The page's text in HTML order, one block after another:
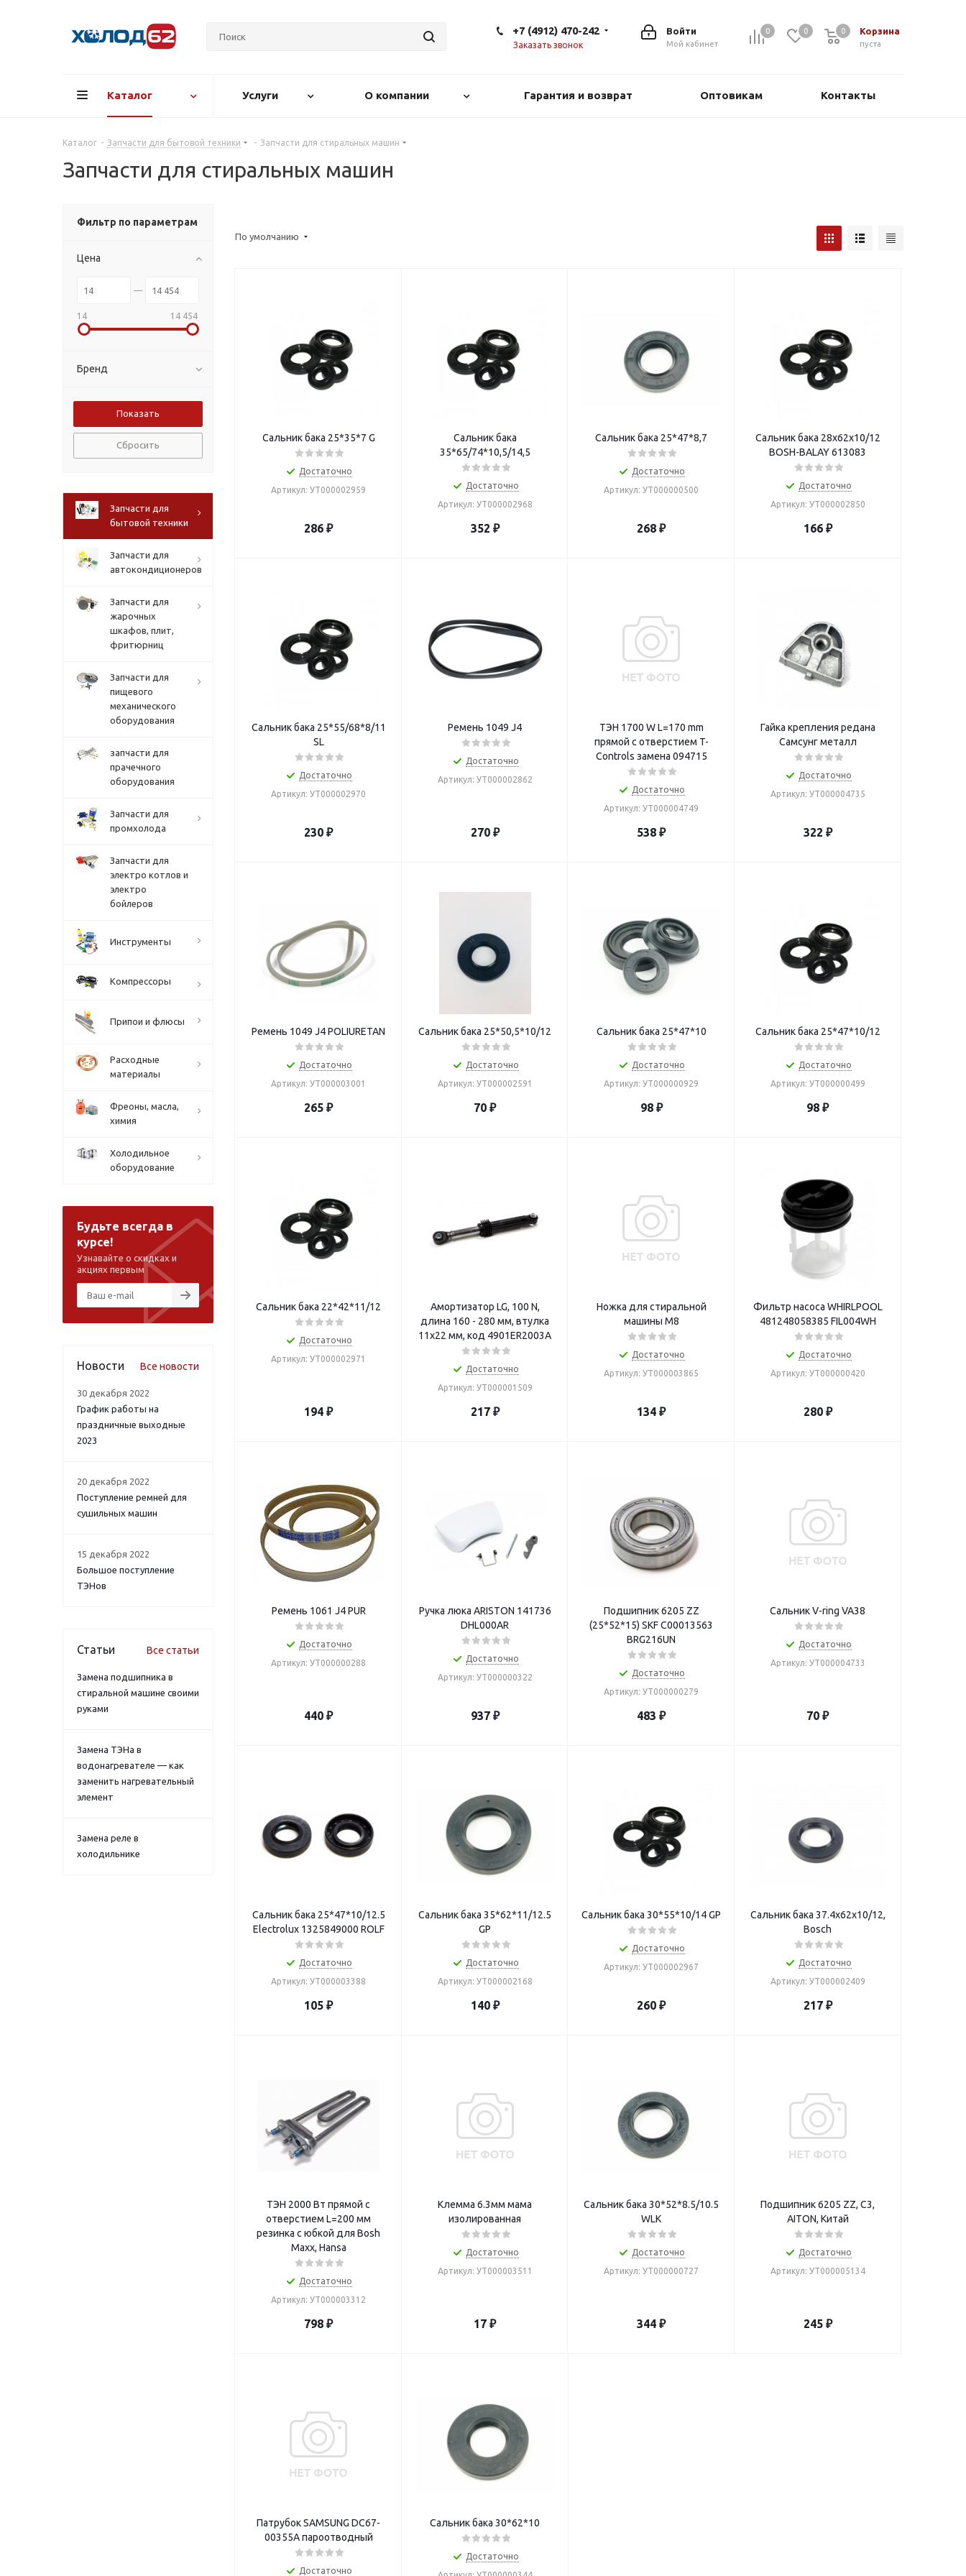
0 0 Корзина
0
пуста
0
Войти
Мой кабинет
+7 (4912) 470-242
Заказать звонок
Каталог Услуги О компании Гарантия и возврат Оптовикам Контакты
Каталог - Запчасти для бытовой техники - Запчасти для стиральных машин
Запчасти для стиральных машин
По умолчанию
Сальник бака 25*35*7 G
Достаточно
Артикул: УТ000002959
286 ₽
Сальник бака
35*65/74*10,5/14,5
Достаточно
Артикул: УТ000002968
352 ₽
Сальник бака 25*47*8,7
Достаточно
Артикул: УТ000000500
268 ₽
Сальник бака 28х62х10/12
BOSH-BALAY 613083
Достаточно
Артикул: УТ000002850
166₽
Сальник бака 25*55/68*8/11
SL
Достаточно
Артикул: УТ000002970
230 ₽
Ремень 1049 J4
Достаточно
Артикул: УТ000002862
270₽
ТЭН 1700 W L=170 mm
прямой с отверстием T-
Controls замена 094715
Достаточно
Артикул: УТ000004749
538 ₽
Гайка крепления редана
Самсунг металл
Достаточно
Артикул: УТ000004735
322 ₽
Ремень 1049 J4 POLIURETAN
Достаточно
Артикул: УТ000003001
265 ₽
Сальник бака 25*50,5*10/12
Достаточно
Артикул: УТ000002591
70 ₽
Сальник бака 25*47*10
Достаточно
Артикул: УТ000000929
98₽
Сальник бака 25*47*10/12
Достаточно
Артикул: УТ000000499
98 ₽
Сальник бака 22*42*11/12
Достаточно
Артикул: УТ000002971
194 ₽
Амортизатор LG, 100 N,
длина 160 - 280 мм, втулка
11x22 мм, код 4901ER2003A
Достаточно
Артикул: УТ000001509
217₽
Ножка для стиральной
машины M8
Достаточно
Артикул: УТ000003865
134 ₽
Фильтр насоса WHIRLPOOL
481248058385 FIL004WH
Достаточно
Артикул: УТ000000420
280₽
Ремень 1061 J4 PUR
Достаточно
Артикул: УТ000000288
440 ₽
Ручка люка ARISTON 141736
DHL000AR
Достаточно
Артикул: УТ000000322
937₽
Подшипник 6205 ZZ
(25*52*15) SKF С00013563
BRG216UN
Достаточно
Артикул: УТ000000279
483 ₽
Сальник V-ring VA38
Достаточно
Артикул: УТ000004733
70 ₽
Сальник бака 25*47*10/12.5
Electrolux 1325849000 ROLF
Достаточно
Артикул: УТ000003388
105 ₽
Сальник бака 35*62*11/12.5
GP
Достаточно
Артикул: УТ000002168
140₽
Сальник бака 30*55*10/14 GP
Достаточно
Артикул: УТ000002967
260 ₽
Сальник бака 37.4х62х10/12,
Bosch
Достаточно
Артикул: УТ000002409
217₽
ТЭН 2000 Вт прямой с
отверстием L=200 мм
резинка с юбкой для Bosh
Maxx, Hansa
Достаточно
Артикул: УТ000003312
798 ₽
Клемма 6.3мм мама
изолированная
Достаточно
Артикул: УТ000003511
17 ₽
Сальник бака 30*52*8.5/10.5
WLK
Достаточно
Артикул: УТ000000727
344 ₽
Подшипник 6205 ZZ, C3,
AITON, Китай
Достаточно
Артикул: УТ000005134
245₽
Патрубок SAMSUNG DC67-
00355A пароотводный
Достаточно
Сальник бака 30*62*10
Достаточно
Фильтр по параметрам
Цена
14 14 454
Бренд
Сбросить
Запчасти для
бытовой техники
Запчасти для
автокондиционеров
Запчасти для
жарочных
шкафов, плит,
фритюрниц
Запчасти для
пищевого
механического
оборудования
запчасти для
прачечного
оборудования
Запчасти для
промхолода
Запчасти для
электро котлов и
электро
бойлеров
Инструменты
Компрессоры
Припои и флюсы
Расходные
материалы
Фреоны, масла,
химия
Холодильное
оборудование
Будьте всегда в
курсе!
Узнавайте о скидках и
акциях первым
Новости Все новости
30 декабря 2022
График работы на
праздничные выходные
2023
20 декабря 2022
Поступление ремней для
сушильных машин
15 декабря 2022
Большое поступление
ТЭНов
Статьи Все статьи
Замена подшипника в
стиральной машине своими
руками
Замена ТЭНа в
водонагревателе — как
заменить нагревательный
элемент
Замена реле в
холодильнике